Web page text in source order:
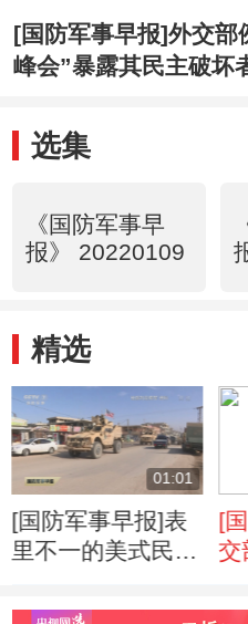
[国防军事早报]外交部
峰会”暴露其民主破坏
选集
《国防军事早
报》 20220109
精选
01:01
[国防军事早报]表
里不一的美式民主
射杀3名叙平民
[
交
其